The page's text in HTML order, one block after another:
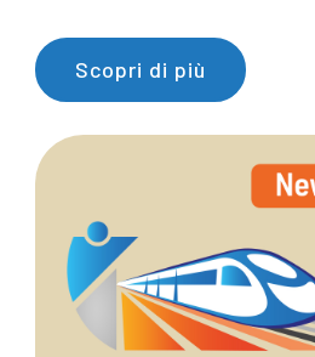
Scopri di più